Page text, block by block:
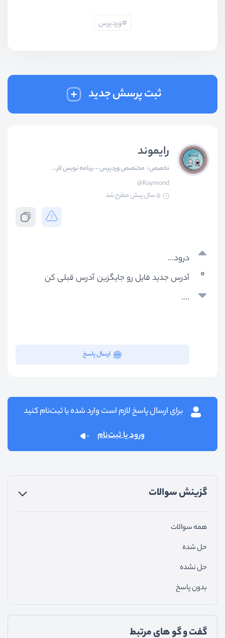
وردپرس
گزینش سوالات
همه سوالات
حل شده
حل نشده
بدون پاسخ
گفت و گو های مرتبط
ثبت پرسش جدید
رایموند
تخصص : مختصص وردپرس - برنامه نویس لار...
@Raymond
5 سال پیش
مطرح شد
0
درود...
آدرس جدید فایل رو جایگزین آدرس قبلی کن
....
ارسال پاسخ
برای ارسال پاسخ لازم است وارد شده یا ثبت‌نام کنید
ورود یا ثبت‌نام